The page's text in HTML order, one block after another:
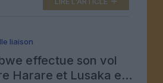
été contrôlé par une équipe de
liaison
effectue son vol
Harare et Lusaka en